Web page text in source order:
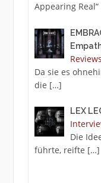
Appearing Real“
Reviews
Da sie es
die […]
LEX
Die
führte, reifte […]